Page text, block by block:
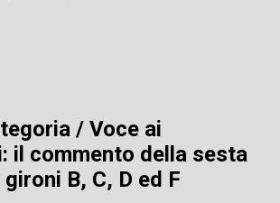
/ Voce ai
il commento della sesta
B, C, D ed F